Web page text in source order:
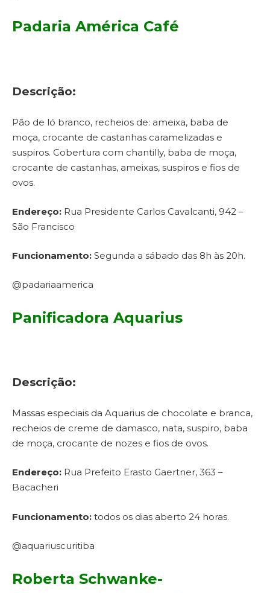
Padaria América Café
Descrição:
Pão de ló branco, recheios de: ameixa, baba de
moça, crocante de castanhas caramelizadas e
suspiros. Cobertura com chantilly, baba de moça,
crocante de castanhas, ameixas, suspiros e fios de
ovos.
Endereço: Rua Presidente Carlos Cavalcanti, 942 –
São Francisco
Funcionamento: Segunda a sábado das 8h às 20h.
@padariaamerica
Panificadora Aquarius
Descrição:
Massas especiais da Aquarius de chocolate e branca,
recheios de creme de damasco, nata, suspiro, baba
de moça, crocante de nozes e fios de ovos.
Endereço: Rua Prefeito Erasto Gaertner, 363 –
Bacacheri
Funcionamento: todos os dias aberto 24 horas.
@aquariuscuritiba
Roberta Schwanke-